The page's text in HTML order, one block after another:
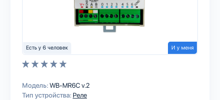
Есть у 6 человек И у меня
Модель:WB-MR6C v.2
Тип устройства: Реле